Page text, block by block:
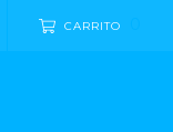
CARRITO